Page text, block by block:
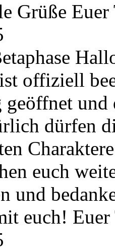
Grüße Euer
offiziell
und
dürfen
euch
und
euch! Euer